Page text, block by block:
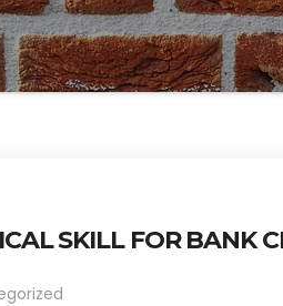
SKILL FOR BANK